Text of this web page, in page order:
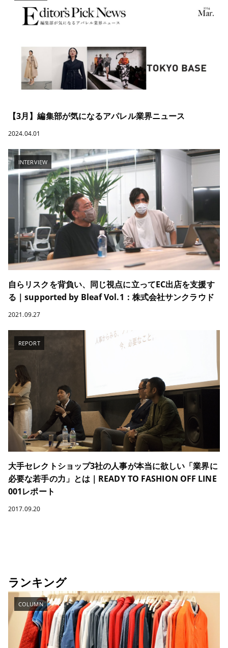
【3月】編集部が気になるアパレル業界ニュース
2024.04.01
INTERVIEW
自らリスクを背負い、同じ視点に立ってEC出店を支援す
る｜supported by Bleaf Vol.1：株式会社サンクラウド
2021.09.27
REPORT
大手セレクトショップ3社の人事が本当に欲しい「業界に
必要な若手の力」とは｜READY TO FASHION OFF LINE
001レポート
2017.09.20
ランキング
COLUMN